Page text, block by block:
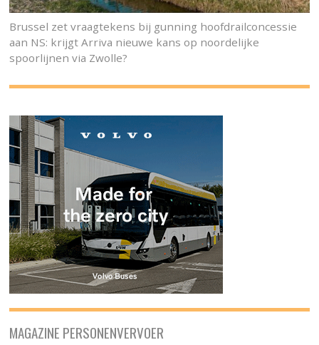
Brussel zet vraagtekens bij gunning hoofdrailconcessie
aan NS: krijgt Arriva nieuwe kans op noordelijke
spoorlijnen via Zwolle?
MAGAZINE PERSONENVERVOER